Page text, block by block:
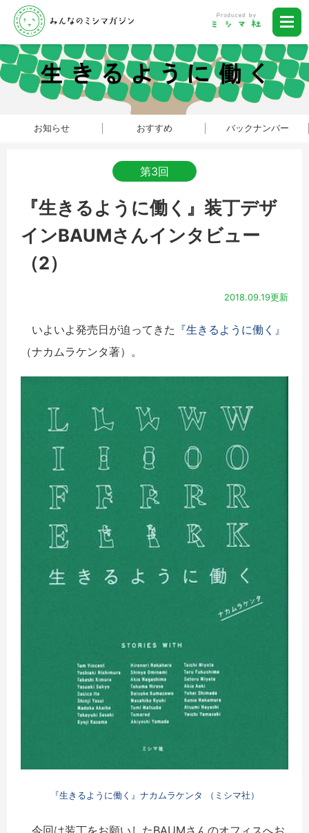
お知らせ おすすめ バックナンバー
第3回
『生きるように働く』装丁デザ
インBAUMさんインタビュー
（2）
2018.09.19更新
いよいよ発売日が迫ってきた 『生きるように働く』
（ナカムラケンタ著）。
『生きるように働く』ナカムラケンタ （ミシマ社）